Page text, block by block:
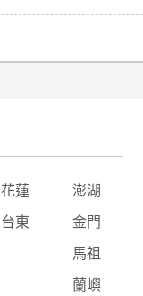
花蓮 澎湖
台東 金門
馬祖
蘭嶼